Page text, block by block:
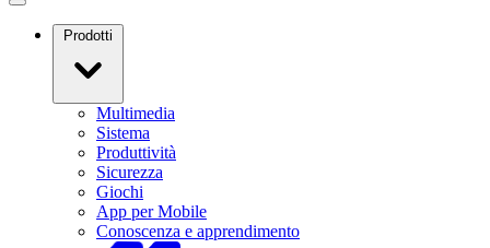
Prodotti
Multimedia
Sistema
Produttività
Sicurezza
Giochi
App per Mobile
Conoscenza e apprendimento